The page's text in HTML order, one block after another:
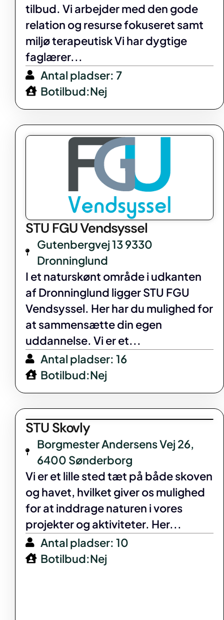
tilbud. Vi arbejder med den gode
relation og resurse fokuseret samt
miljø terapeutisk Vi har dygtige
faglærer...
Antal pladser: 7
Botilbud:Nej
STU FGU Vendsyssel
Gutenbergvej 13 9330
Dronninglund
I et naturskønt område i udkanten
af Dronninglund ligger STU FGU
Vendsyssel. Her har du mulighed for
at sammensætte din egen
uddannelse. Vi er et...
Antal pladser: 16
Botilbud:Nej
STU Skovly
Borgmester Andersens Vej 26,
6400 Sønderborg
Vi er et lille sted tæt på både skoven
og havet, hvilket giver os mulighed
for at inddrage naturen i vores
projekter og aktiviteter. Her...
Antal pladser: 10
Botilbud:Nej